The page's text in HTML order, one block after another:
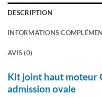
DESCRIPTION
INFORMATIONS
AVIS (0)
Kit joint haut moteur
admission ovale